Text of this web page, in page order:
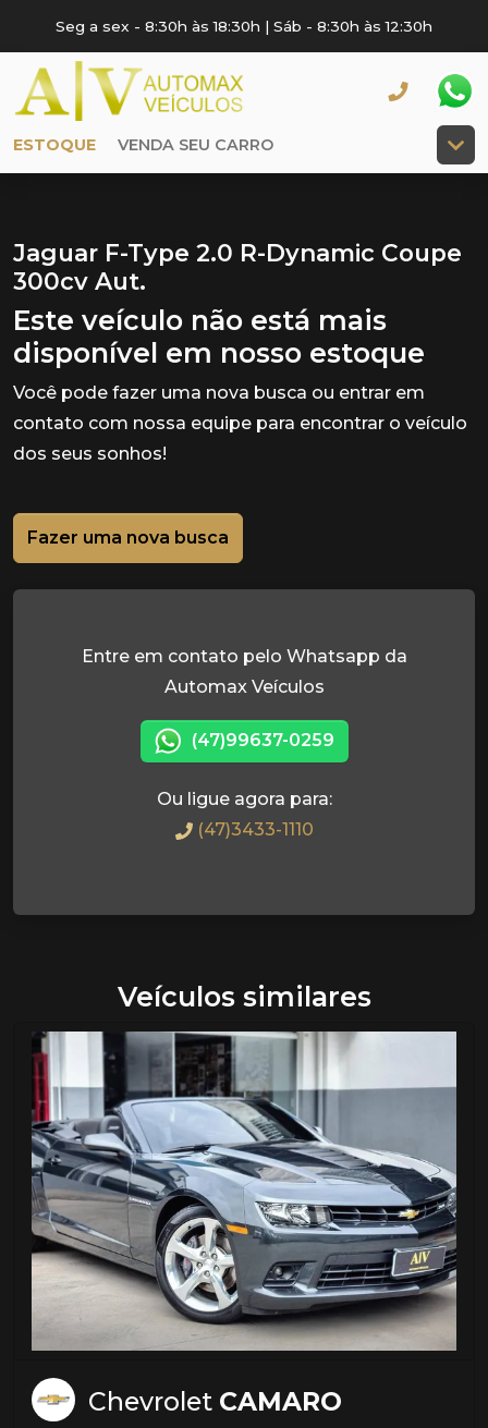
Seg a sex - 8:30h às 18:30h | Sáb - 8:30h às 12:30h
ESTOQUE VENDA SEU CARRO
Jaguar F-Type 2.0 R-Dynamic Coupe
300cv Aut.
Este veículo não está mais
disponível em nosso estoque
Você pode fazer uma nova busca ou entrar em
contato com nossa equipe para encontrar o veículo
dos seus sonhos!
Fazer uma nova busca
Entre em contato pelo Whatsapp da
Automax Veículos
(47)99637-0259
Ou ligue agora para:
(47)3433-1110
Veículos similares
Chevrolet CAMARO